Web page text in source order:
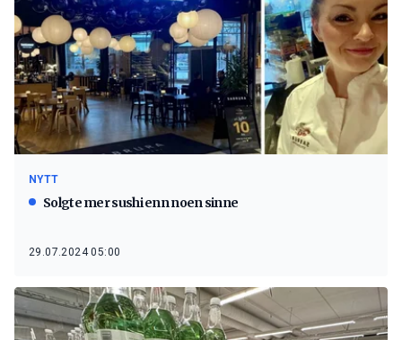
NYTT
Solgte mer sushi enn noen sinne
29.07.2024 05:00